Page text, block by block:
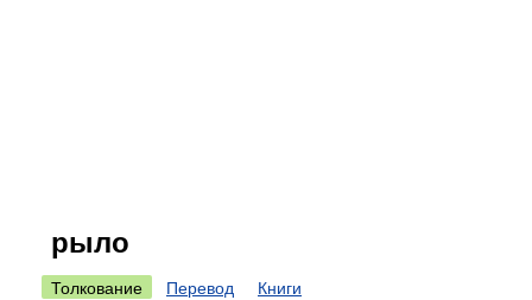
рыло
Толкование Перевод Книги